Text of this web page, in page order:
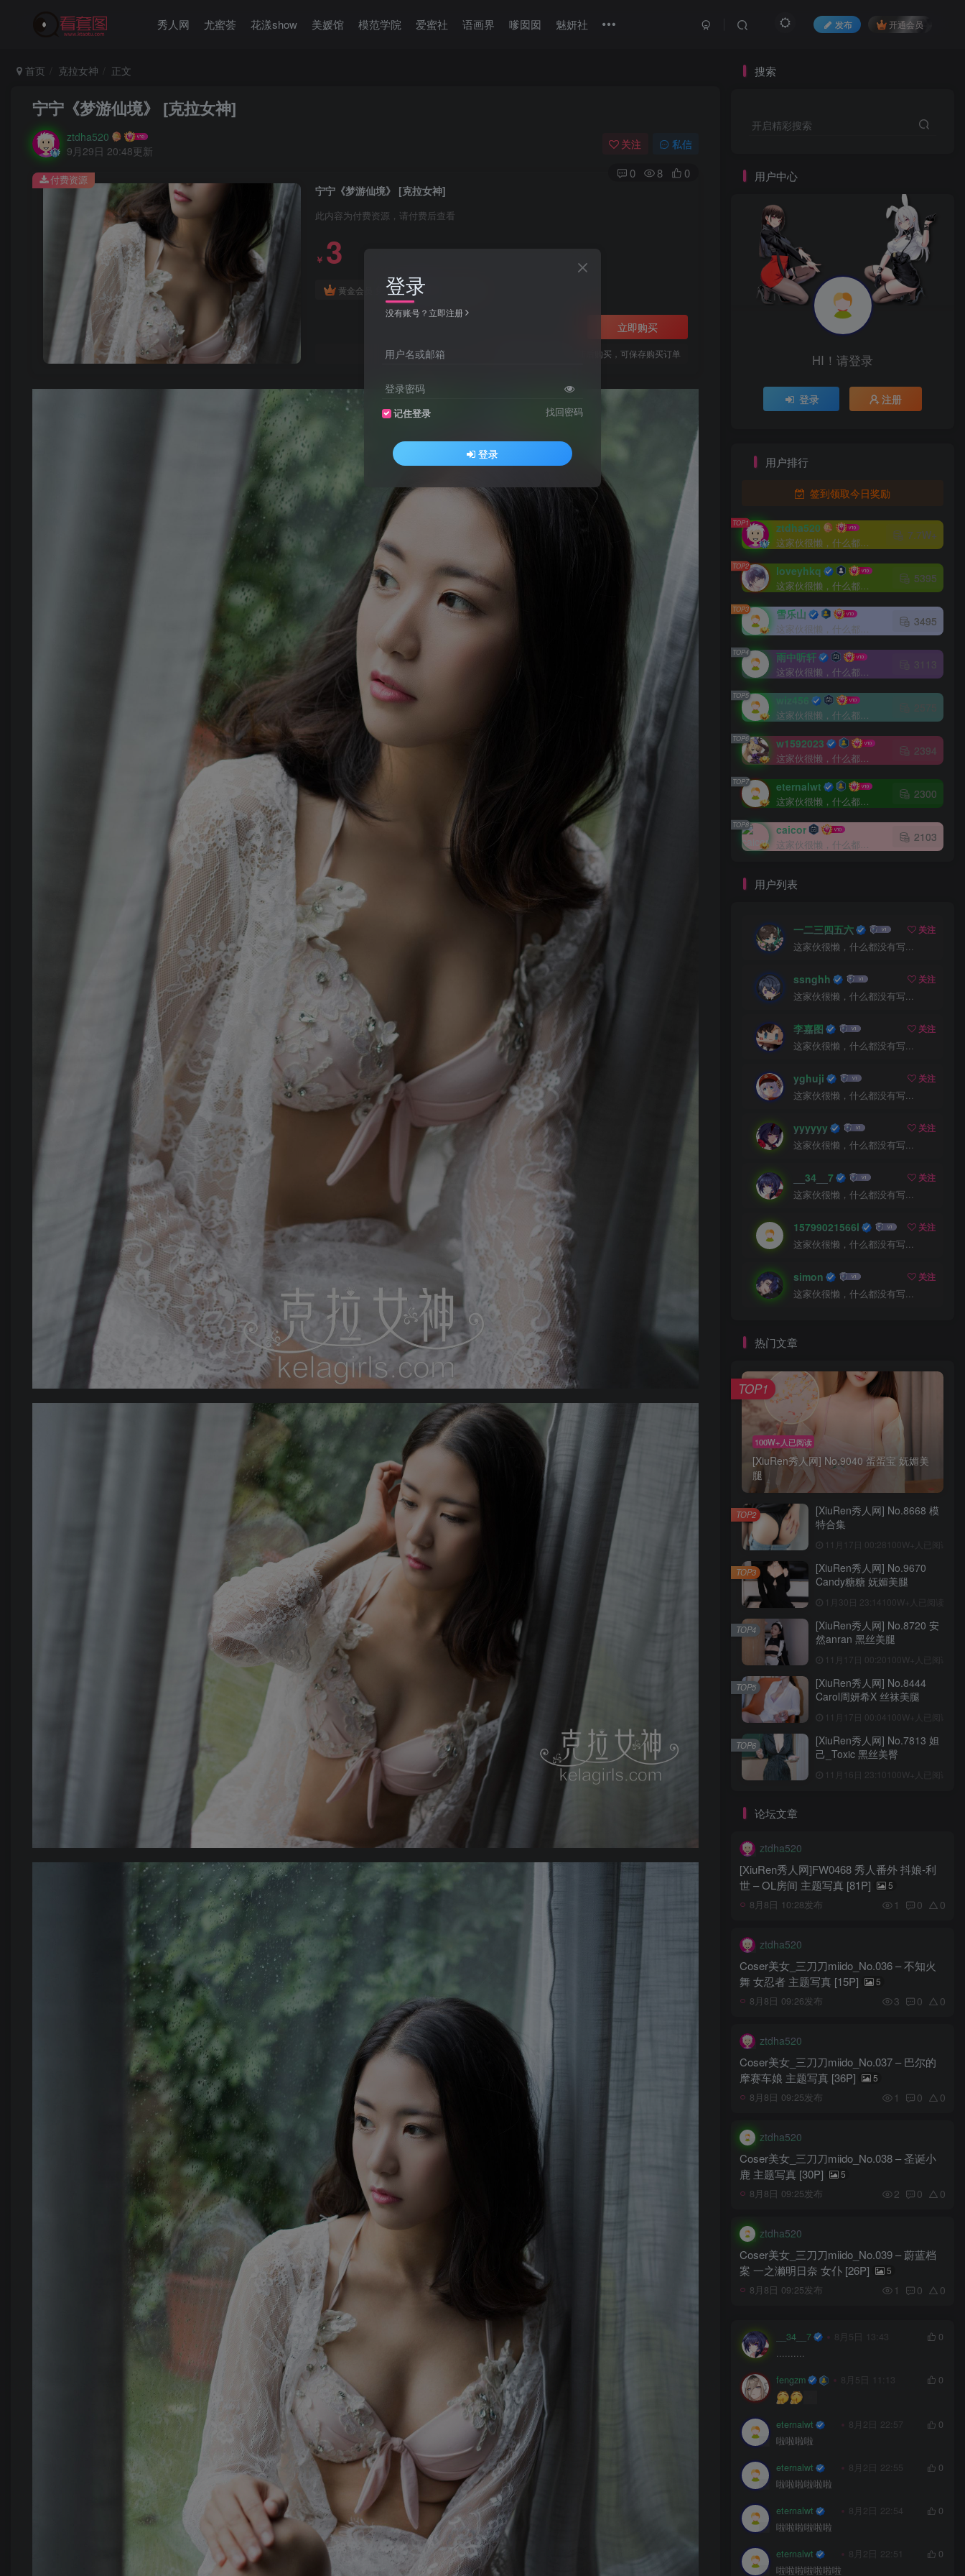
秀人网 尤蜜荟 花漾show 美媛馆 模范学院 爱蜜社 语画界 嗲囡囡 魅妍社 发布 开通会员
首页 克拉女神 正文
宁宁《梦游仙境》 [克拉女神]
ztdha520
9月29日 20:48更新
关注 私信
0 8 0
宁宁《梦游仙境》 [克拉女神]
此内容为付费资源，请付费后查看
￥ 3
黄金会员 免费
立即购买
您当前未登录！建议登陆后购买，可保存购买订单
付费资源
搜索
开启精彩搜索
用户中心
HI！请登录
登录 注册
用户排行
签到领取今日奖励
TOP1 ztdha520
这家伙很懒，什么都没有写...
7.7W+
TOP2 loveyhkq
这家伙很懒，什么都没有写...
5395
TOP3 雪乐山
这家伙很懒，什么都没有写...
3495
TOP4 雨中听轩
这家伙很懒，什么都没有写...
TOP5 wiz456
这家伙很懒，什么都没有写...
TOP6 w1592023
这家伙很懒，什么都没有写...
2394
TOP7 eternalwt
这家伙很懒，什么都没有写...
2300
TOP8 caicor
这家伙很懒，什么都没有写...
2103
用户列表
一二三四五六
关注
这家伙很懒，什么都没有写...
ssnghh
关注
这家伙很懒，什么都没有写...
李嘉图
关注
这家伙很懒，什么都没有写...
yghuji
关注
这家伙很懒，什么都没有写...
yyyyyy
关注
这家伙很懒，什么都没有写...
__34__7
关注
这家伙很懒，什么都没有写...
15799021566l
关注
这家伙很懒，什么都没有写...
simon
关注
这家伙很懒，什么都没有写...
热门文章
100W+人已阅读
[XiuRen秀人网] No.9040 蛋蛋宝 妩媚美
腿
TOP1
[XiuRen秀人网] No.8668 模
特合集
11月17日 00:28 100W+人已阅读
TOP2
[XiuRen秀人网] No.9670
Candy糖糖 妩媚美腿
1月30日 23:14 100W+人已阅读
TOP3
[XiuRen秀人网] No.8720 安
然anran 黑丝美腿
11月17日 00:20 100W+人已阅读
TOP4
[XiuRen秀人网] No.8444
Carol周妍希X 丝袜美腿
11月17日 00:04 100W+人已阅读
TOP5
[XiuRen秀人网] No.7813 妲
己_Toxic 黑丝美臀
11月16日 23:10 100W+人已阅读
TOP6
论坛文章
ztdha520
[XiuRen秀人网]FW0468 秀人番外 抖娘-利
世 – OL房间 主题写真 [81P]
5
8月8日 10:28发布 1 0 0
ztdha520
Coser美女_三刀刀miido_No.036 – 不知火
舞 女忍者 主题写真 [15P]
5
8月8日 09:26发布 3 0 0
ztdha520
Coser美女_三刀刀miido_No.037 – 巴尔的
摩赛车娘 主题写真 [36P]
5
8月8日 09:25发布 1 0 0
ztdha520
Coser美女_三刀刀miido_No.038 – 圣诞小
鹿 主题写真 [30P]
5
8月8日 09:25发布 2 0 0
ztdha520
Coser美女_三刀刀miido_No.039 – 蔚蓝档
案 一之濑明日奈 女仆 [26P]
5
8月8日 09:25发布 1 0 0
__34__7 8月5日 13:43
0
..........
fengzm 8月5日 11:13 0
eternalwt 8月2日 22:57
0
啦啦啦啦
eternalwt 8月2日 22:55
0
啦啦啦啦啦啦
eternalwt 8月2日 22:54
0
啦啦啦啦啦啦
eternalwt 8月2日 22:51
0
啦啦啦啦啦啦啦
登录
没有账号？立即注册
用户名或邮箱
登录密码
记住登录 找回密码
登录